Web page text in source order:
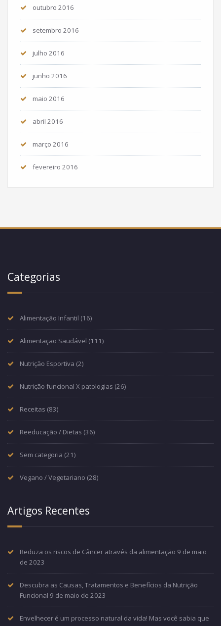
outubro 2016
setembro 2016
julho 2016
junho 2016
maio 2016
abril 2016
março 2016
fevereiro 2016
Categorias
Alimentação Infantil (16)
Alimentação Saudável (111)
Nutrição Esportiva (2)
Nutrição funcional X patologias (26)
Receitas (83)
Reeducação / Dietas (36)
Sem categoria (21)
Vegano / Vegetariano (28)
Artigos Recentes
Reduza os riscos de Câncer através da alimentação 9 de maio
de 2023
Descubra as Causas, Tratamentos e Benefícios da Nutrição
Funcional 9 de maio de 2023
Envelhecer é um processo natural da vida! Mas você sabia que